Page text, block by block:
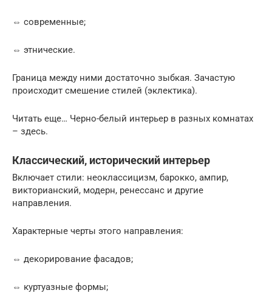
⇔ современные;
⇔ этнические.
Граница между ними достаточно зыбкая. Зачастую
происходит смешение стилей (эклектика).
Читать еще… Черно-белый интерьер в разных комнатах
– здесь.
Классический, исторический интерьер
Включает стили: неоклассицизм, барокко, ампир,
викторианский, модерн, ренессанс и другие
направления.
Характерные черты этого направления:
⇔ декорирование фасадов;
⇔ куртуазные формы;